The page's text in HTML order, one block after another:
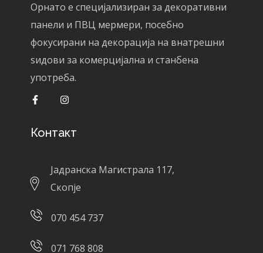
Орнато е специјализиран за декоративни
панели и ПВЦ мермери, посебно
фокусирани на декорација на внатрешни
ѕидови за комерцијална и станбена
употреба.
Контакт
Јадранска Магистрала 117,
Скопје
070 454 737
071 768 808